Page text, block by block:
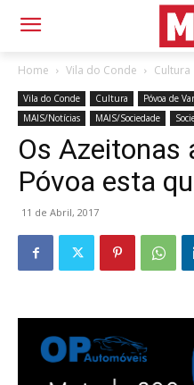
Home Vila do Conde Cultura
Vila do Conde Cultura Póvoa de
MAIS/Notícias
MAIS/Sociedade
Os Azeitonas
Póvoa esta
11 de Abril, 2017